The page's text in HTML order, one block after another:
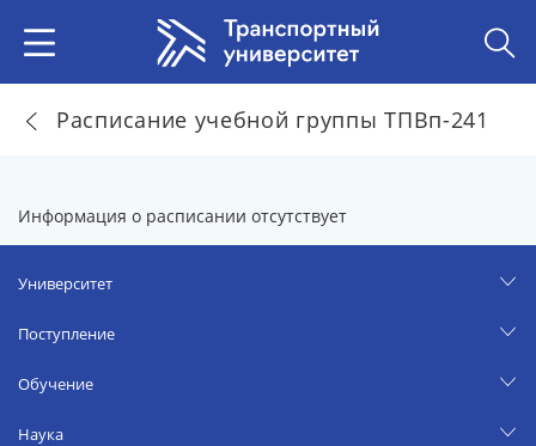
Расписание учебной группы ТПВп-241
Информация о расписании отсутствует
Университет
Поступление
Обучение
Наука